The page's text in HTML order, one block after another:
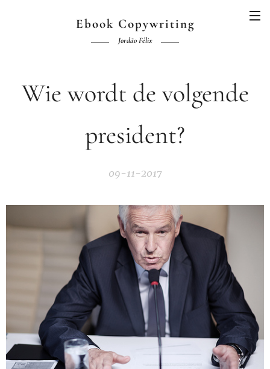
Ebook Copywriting
Jordão Félix
Wie wordt de volgende
president?
09-11-2017